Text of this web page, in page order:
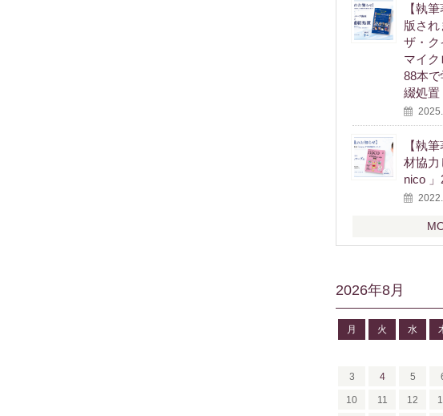
【執
版さ
ザ・ク
マイ
88本
綴処置
【執
材協力
nico
2026年8月
月 火 水
3 4 5
10 11 12